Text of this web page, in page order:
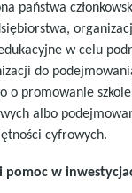
państwa
w celu
do
o promowanie
albo
cyfrowych.
i pomoc w